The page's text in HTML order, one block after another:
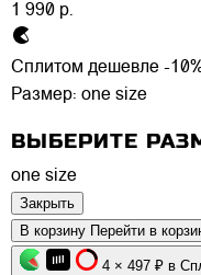
1 990 р.
Сплитом дешевле -
Размер: one size
ВЫБЕРИТЕ
one size
Закрыть
В корзину Перейти в